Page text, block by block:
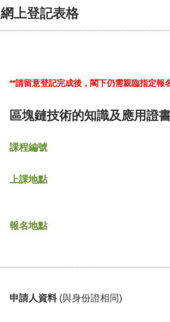
網上登記表格
**請留意登記完成後，閣下仍需親臨指定報
區塊鏈技術的知識及應用證
課程編號
上課地點
報名地點
申請人資料 (與身份證相同)